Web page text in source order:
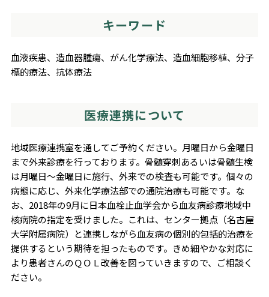
キーワード
血液疾患、造血器腫瘍、がん化学療法、造血細胞移植、分子
標的療法、抗体療法
医療連携について
地域医療連携室を通してご予約ください。月曜日から金曜日
まで外来診療を行っております。骨髄穿刺あるいは骨髄生検
は月曜日～金曜日に施行、外来での検査も可能です。個々の
病態に応じ、外来化学療法部での通院治療も可能です。な
お、2018年の9月に日本血栓止血学会から血友病診療地域中
核病院の指定を受けました。これは、センター拠点（名古屋
大学附属病院）と連携しながら血友病の個別的包括的治療を
提供するという期待を担ったものです。きめ細やかな対応に
より患者さんのＱＯＬ改善を図っていきますので、ご相談く
ださい。